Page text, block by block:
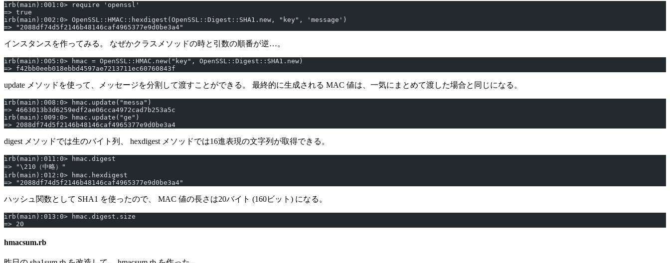
irb(main):001:0> require 'openssl'
=> true
irb(main):002:0> OpenSSL::HMAC::hexdigest(OpenSSL::Digest::SHA1.new, "key", 'message')
=> "2088df74d5f2146b48146caf4965377e9d0be3a4"
インスタンスを作ってみる。 なぜかクラスメソッドの時と引数の順番が逆…。
irb(main):005:0> hmac = OpenSSL::HMAC.new("key", OpenSSL::Digest::SHA1.new)
=> f42bb0eeb018ebbd4597ae7213711ec60760843f
update メソッドを使って、メッセージを分割して渡すことができる。 最終的に生成される MAC 値は、一気にまとめて渡した場合と同じになる。
irb(main):008:0> hmac.update("messa")
=> 4663013b3d6259edf2ae06cca4972cad7b253a5c
irb(main):009:0> hmac.update("ge")
=> 2088df74d5f2146b48146caf4965377e9d0be3a4
digest メソッドでは生のバイト列、 hexdigest メソッドでは16進表現の文字列が取得できる。
irb(main):011:0> hmac.digest
=> "\210（中略）"
irb(main):012:0> hmac.hexdigest
=> "2088df74d5f2146b48146caf4965377e9d0be3a4"
ハッシュ関数として SHA1 を使ったので、 MAC 値の長さは20バイト (160ビット) になる。
irb(main):013:0> hmac.digest.size
=> 20
hmacsum.rb